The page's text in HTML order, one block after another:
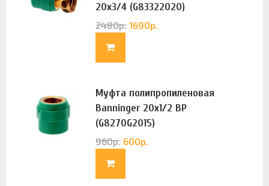
20х3/4 (G83322020)
2480р. 1690р.
Муфта полипропиленовая
Banninger 20х1/2 ВР
(G8270G2015)
960р. 600р.